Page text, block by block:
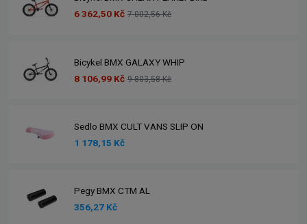
6 362,50 Kč 7 002,56 Kč
Bicykel BMX GALAXY WHIP
8 106,99 Kč 9 803,58 Kč
Sedlo BMX CULT VANS SLIP ON
1 178,15 Kč
Pegy BMX CTM AL
356,27 Kč